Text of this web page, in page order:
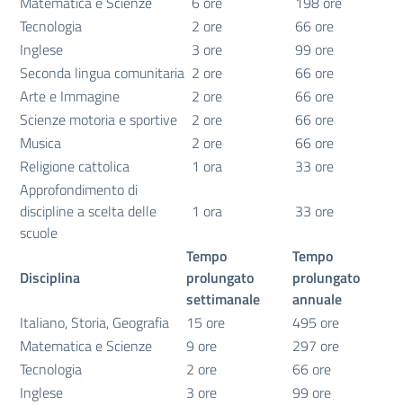
Tecnologia
2 ore
66 ore
Inglese
3 ore
99 ore
Seconda lingua comunitaria 2 ore
66 ore
Arte e Immagine
2 ore
66 ore
Scienze motoria e sportive
2 ore
66 ore
Musica
2 ore
66 ore
Religione cattolica
1 ora
33 ore
Approfondimento di
discipline a scelta delle
scuole
1 ora 33 ore
Disciplina
Tempo
prolungato
settimanale
Tempo
prolungato
annuale
Italiano, Storia, Geografia
15 ore
495 ore
Matematica e Scienze
9 ore
297 ore
Tecnologia
2 ore
66 ore
Inglese
3 ore
99 ore